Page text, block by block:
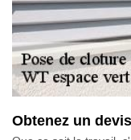
Obtenez un